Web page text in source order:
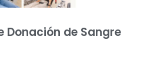
Donación de Sangre